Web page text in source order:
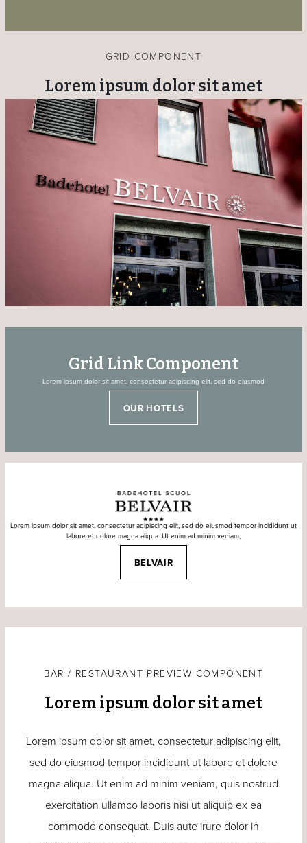
GRID COMPONENT
Lorem ipsum dolor sit amet
Grid Link Component
Lorem ipsum dolor sit amet, consectetur adipiscing elit, sed do eiusmod
OUR HOTELS
Lorem ipsum dolor sit amet, consectetur adipiscing elit, sed do eiusmod tempor incididunt ut
labore et dolore magna aliqua. Ut enim ad minim veniam,
BELVAIR
BAR / RESTAURANT PREVIEW COMPONENT
Lorem ipsum dolor sit amet
Lorem ipsum dolor sit amet, consectetur adipiscing elit,
sed do eiusmod tempor incididunt ut labore et dolore
magna aliqua. Ut enim ad minim veniam, quis nostrud
exercitation ullamco laboris nisi ut aliquip ex ea
commodo consequat. Duis aute irure dolor in